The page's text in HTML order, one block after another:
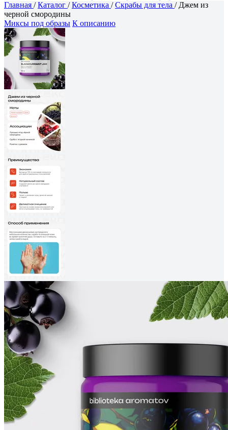
Главная /Каталог /Косметика /Скрабы для тела / Джем из
черной смородины
Миксы под образы К описанию